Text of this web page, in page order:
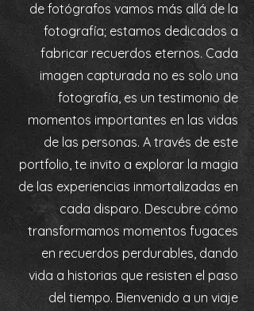
de fotógrafos vamos más allá de la
fotografía; estamos dedicados a
fabricar recuerdos eternos. Cada
imagen capturada no es solo una
fotografía, es un testimonio de
momentos importantes en las vidas
de las personas. A través de este
portfolio, te invito a explorar la magia
de las experiencias inmortalizadas en
cada disparo. Descubre cómo
transformamos momentos fugaces
en recuerdos perdurables, dando
vida a historias que resisten el paso
del tiempo. Bienvenido a un viaje